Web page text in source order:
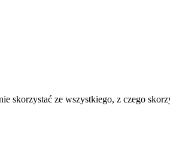
skorzystać ze wszystkiego, z czego